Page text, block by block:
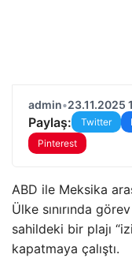
admin•23.11.2025
Paylaş: Twitter
Pinterest
ABD ile Meksika
Ülke sınırında
sahildeki bir plajı
kapatmaya çalıştı.